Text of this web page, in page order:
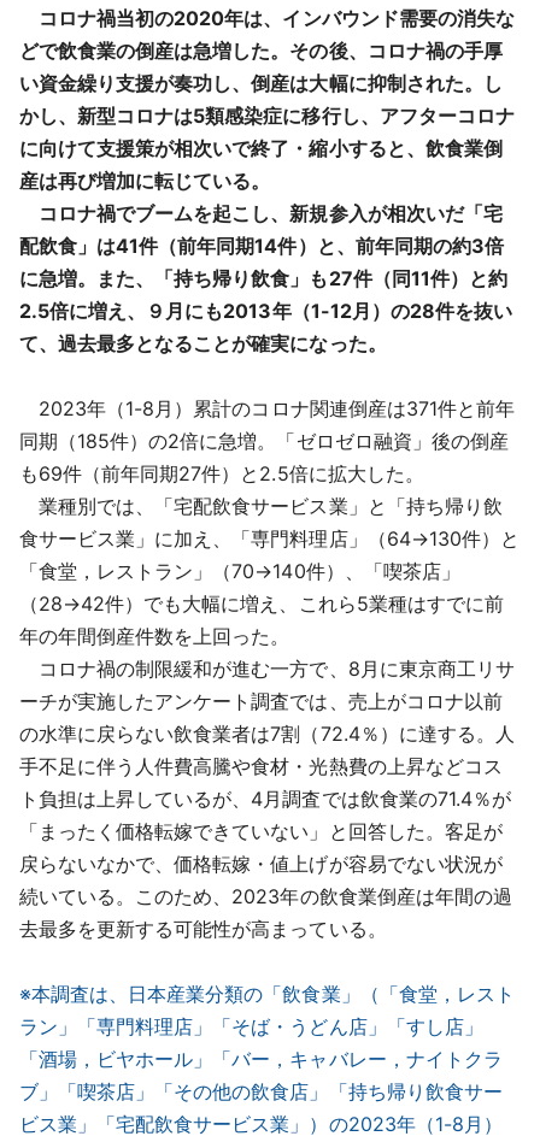
コロナ禍当初の2020年は、インバウンド需要の消失な
どで飲食業の倒産は急増した。その後、コロナ禍の手厚
い資金繰り支援が奏功し、倒産は大幅に抑制された。し
かし、新型コロナは5類感染症に移行し、アフターコロナ
に向けて支援策が相次いで終了・縮小すると、飲食業倒
産は再び増加に転じている。
コロナ禍でブームを起こし、新規参入が相次いだ「宅
配飲食」は41件（前年同期14件）と、前年同期の約3倍
に急増。また、「持ち帰り飲食」も27件（同11件）と約
2.5倍に増え、９月にも2013年（1-12月）の28件を抜い
て、過去最多となることが確実になった。
2023年（1-8月）累計のコロナ関連倒産は371件と前年
同期（185件）の2倍に急増。「ゼロゼロ融資」後の倒産
も69件（前年同期27件）と2.5倍に拡大した。
業種別では、「宅配飲食サービス業」と「持ち帰り飲
食サービス業」に加え、「専門料理店」（64→130件）と
「食堂，レストラン」（70→140件）、「喫茶店」
（28→42件）でも大幅に増え、これら5業種はすでに前
年の年間倒産件数を上回った。
コロナ禍の制限緩和が進む一方で、8月に東京商工リサ
ーチが実施したアンケート調査では、売上がコロナ以前
の水準に戻らない飲食業者は7割（72.4％）に達する。人
手不足に伴う人件費高騰や食材・光熱費の上昇などコス
ト負担は上昇しているが、4月調査では飲食業の71.4％が
「まったく価格転嫁できていない」と回答した。客足が
戻らないなかで、価格転嫁・値上げが容易でない状況が
続いている。このため、2023年の飲食業倒産は年間の過
去最多を更新する可能性が高まっている。
※本調査は、日本産業分類の「飲食業」（「食堂，レスト
ラン」「専門料理店」「そば・うどん店」「すし店」
「酒場，ビヤホール」「バー，キャバレー，ナイトクラ
ブ」「喫茶店」「その他の飲食店」「持ち帰り飲食サー
ビス業」「宅配飲食サービス業」）の2023年（1-8月）